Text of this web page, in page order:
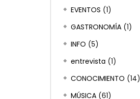
EVENTOS (1)
GASTRONOMÍA (1)
INFO (5)
entrevista (1)
CONOCIMIENTO (14)
MÚSICA (61)